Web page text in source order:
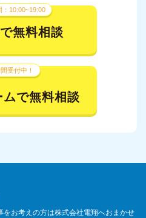
：10:00~19:00
無料相談
受付中！
ムで無料相談
をお考えの方は株式会社電翔へおまかせ